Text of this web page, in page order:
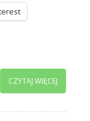
CZYTAJ WIĘCEJ